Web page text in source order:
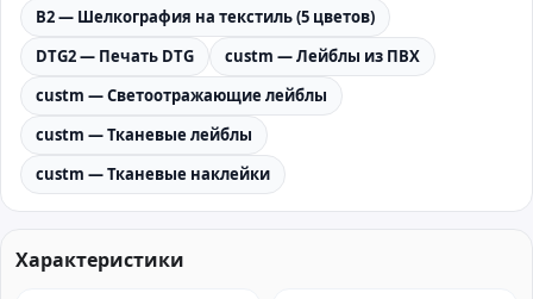
B2 — Шелкография на текстиль (5 цветов)
DTG2 — Печать DTG
custm — Лейблы из ПВХ
custm — Светоотражающие лейблы
custm — Тканевые лейблы
custm — Тканевые наклейки
Характеристики